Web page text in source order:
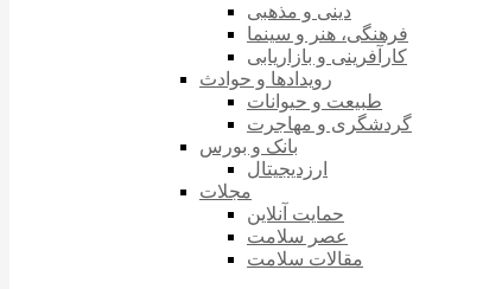
دینی و مذهبی
فرهنگی، هنر و سینما
کارآفرینی و بازاریابی
رویدادها و حوادث
طبیعت و حیوانات
گردشگری و مهاجرت
بانک و بورس
ارزدیجیتال
مجلات
حمایت آنلاین
عصر سلامت
مقالات سلامت